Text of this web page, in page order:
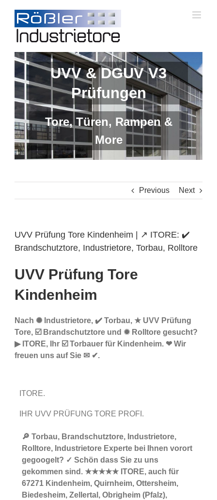
content
UVV & DGUV V3
Prüfungen
Tore, Türen, Rampen &
More
Previous Next
UVV Prüfung Tore Kindenheim | ↗️ ITORE: ✔️
Brandschutztore, Industrietore, Torbau, Rolltore
UVV Prüfung Tore
Kindenheim
Nach ✺ Industrietore, ✔️ Torbau, ★ UVV Prüfung
Tore, ☑️ Brandschutztore und ✹ Rolltore gesucht?
▶︎ ITORE, Ihr ☑️ Torbauer für Kindenheim. ❤ Wir
freuen uns auf Sie ✉ ✔.
ITORE.
IHR UVV PRÜFUNG TORE PROFI.
🔎 Torbau, Brandschutztore, Industrietore,
Rolltore, Industrietore Experte bei Ihnen vorort
gegoogelt? ✓ Schön dass Sie zu uns
gekommen sind. ★★★★★ ITORE, auch für
67271 Kindenheim, Quirnheim, Ottersheim,
Biedesheim, Zellertal, Obrigheim (Pfalz),